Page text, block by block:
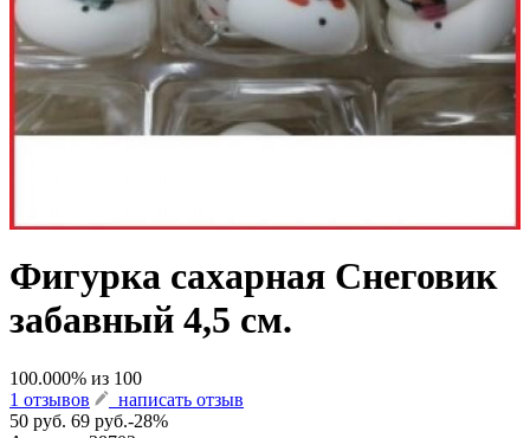
Фигурка сахарная Снеговик
забавный 4,5 см.
100.000% из 100
1 отзывов
написать отзыв
50 руб. 69 руб.-28%